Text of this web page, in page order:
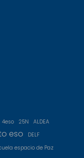
4eso 25N
ALDEA
eso
DELF
espacio de Paz